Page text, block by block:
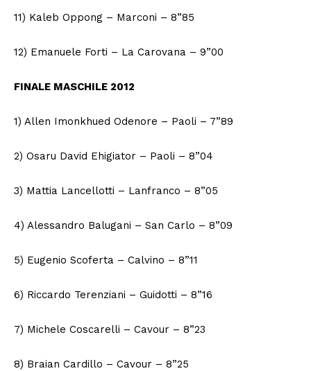
Condividi
AREEINTERNE
Canale TV 70/80/90
11) Kaleb Oppong – Marconi – 8”85
12) Emanuele Forti – La Carovana – 9”00
FINALE MASCHILE 2012
1) Allen Imonkhued Odenore – Paoli – 7”89
2) Osaru David Ehigiator – Paoli – 8”04
3) Mattia Lancellotti – Lanfranco – 8”05
4) Alessandro Balugani – San Carlo – 8”09
5) Eugenio Scoferta – Calvino – 8”11
6) Riccardo Terenziani – Guidotti – 8”16
7) Michele Coscarelli – Cavour – 8”23
8) Braian Cardillo – Cavour – 8”25